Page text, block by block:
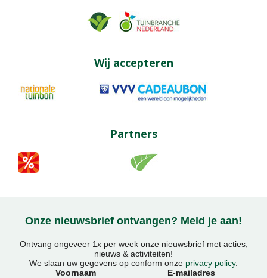
Wij accepteren
Partners
Onze nieuwsbrief ontvangen? Meld je aan!
Ontvang ongeveer 1x per week onze nieuwsbrief met acties,
nieuws & activiteiten!
We slaan uw gegevens op conform onze privacy policy.
Voornaam
E-mailadres